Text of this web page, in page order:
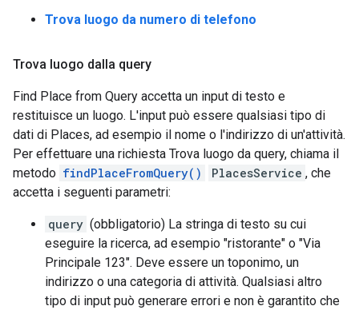
Trova luogo da numero di telefono
Trova luogo dalla query
Find Place from Query accetta un input di testo e
restituisce un luogo. L'input può essere qualsiasi tipo di
dati di Places, ad esempio il nome o l'indirizzo di un'attività.
Per effettuare una richiesta Trova luogo da query, chiama il
metodo findPlaceFromQuery() PlacesService , che
accetta i seguenti parametri:
query (obbligatorio) La stringa di testo su cui
eseguire la ricerca, ad esempio "ristorante" o "Via
Principale 123". Deve essere un toponimo, un
indirizzo o una categoria di attività. Qualsiasi altro
tipo di input può generare errori e non è garantito che